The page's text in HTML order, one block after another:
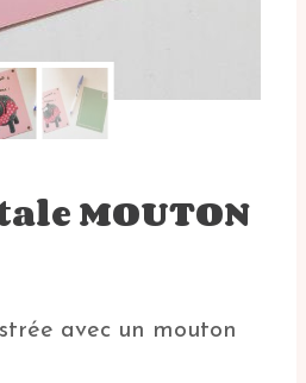
MOUTON
avec un mouton